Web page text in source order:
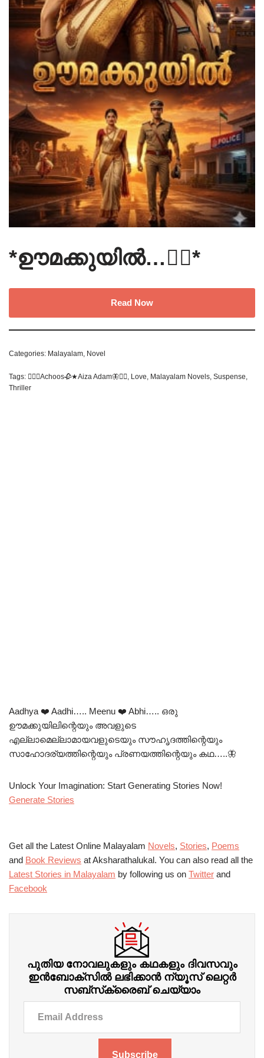
*ഊമക്കുയിൽ…❤‍🔥*
Read Now
Categories: Malayalam Novel
Tags: ✍🏻🥀Achoos🥀★Aiza Adam🦋❤‍🔥 Love Malayalam Novels Suspense
Thriller
Aadhya ❤️ Aadhi….. Meenu ❤️ Abhi….. ഒരു
ഊമക്കുയിലിന്റെയും അവളുടെ
എല്ലാമെല്ലാമായവളുടെയും സൗഹൃദത്തിന്റെയും
സാഹോദര്യത്തിന്റെയും പ്രണയത്തിന്റെയും കഥ…..🦋
Unlock Your Imagination: Start Generating Stories Now!
Generate Stories
Get all the Latest Online Malayalam Novels, Stories, Poems
and Book Reviews at Aksharathalukal. You can also read all the
Latest Stories in Malayalam by following us on Twitter and
Facebook
പുതിയ നോവലുകളും കഥകളും ദിവസവും
ഇന്‍ബോക്‌സില്‍ ലഭിക്കാന്‍ ന്യൂസ് ലെറ്റർ
സബ്‌സ്‌ക്രൈബ് ചെയ്യാം
Subscribe